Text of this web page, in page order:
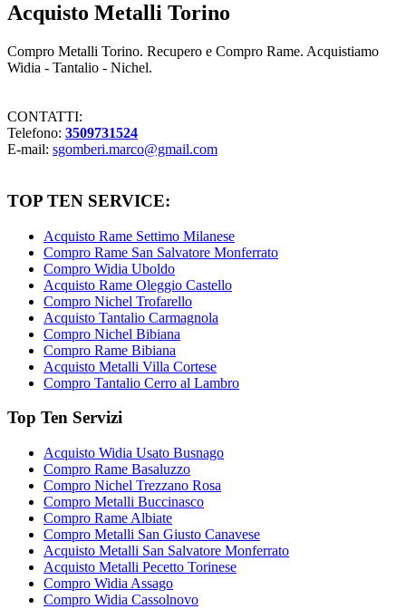
Acquisto Metalli Torino
Compro Metalli Torino. Recupero e Compro Rame. Acquistiamo
Widia - Tantalio - Nichel.
CONTATTI:
Telefono: 3509731524
E-mail: sgomberi.marco@gmail.com
TOP TEN SERVICE:
Acquisto Rame Settimo Milanese
Compro Rame San Salvatore Monferrato
Compro Widia Uboldo
Acquisto Rame Oleggio Castello
Compro Nichel Trofarello
Acquisto Tantalio Carmagnola
Compro Nichel Bibiana
Compro Rame Bibiana
Acquisto Metalli Villa Cortese
Compro Tantalio Cerro al Lambro
Top Ten Servizi
Acquisto Widia Usato Busnago
Compro Rame Basaluzzo
Compro Nichel Trezzano Rosa
Compro Metalli Buccinasco
Compro Rame Albiate
Compro Metalli San Giusto Canavese
Acquisto Metalli San Salvatore Monferrato
Acquisto Metalli Pecetto Torinese
Compro Widia Assago
Compro Widia Cassolnovo